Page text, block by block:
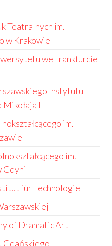
Teatralnych im.
w Krakowie
we Frankfurcie
Instytutu
II
im.
im.
Gdyni
für Technologie
of Dramatic Art